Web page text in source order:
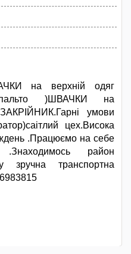
на верхній одяг
)ШВАЧКИ на
умови
цех.Висока
.Працюємо на себе
район
зручна транспортна